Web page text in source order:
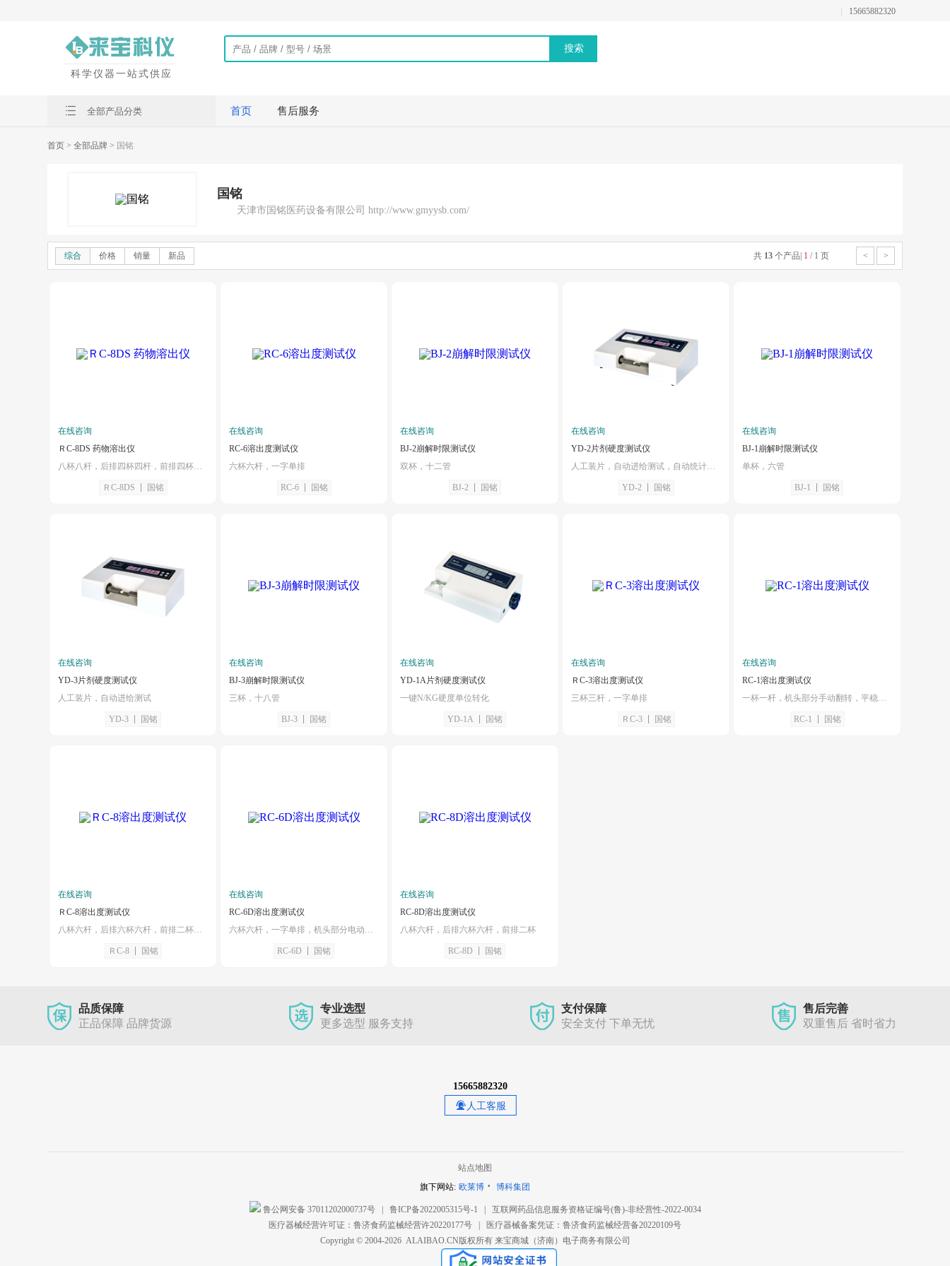
15665882320
科学仪器一站式供应
全部产品分类 首页 售后服务
首页 > 全部品牌 > 国铭
国铭
天津市国铭医药设备有限公司 http://www.gmyysb.com/
综合 价格 销量 新品 共 13 个产品 1 / 1 页 < >
在线咨询
ＲC-8DS 药物溶出仪
八杯八杆，后排四杯四杆，前排四杯四杆，机头部分电动升降，平稳灵活
ＲC-8DS 国铭
在线咨询
RC-6溶出度测试仪
六杯六杆，一字单排
RC-6 国铭
在线咨询
BJ-2崩解时限测试仪
双杯，十二管
BJ-2 国铭
在线咨询
YD-2片剂硬度测试仪
人工装片，自动进给测试，自动统计打印
YD-2 国铭
在线咨询
BJ-1崩解时限测试仪
单杯，六管
BJ-1 国铭
在线咨询
YD-3片剂硬度测试仪
人工装片，自动进给测试
YD-3 国铭
在线咨询
BJ-3崩解时限测试仪
三杯，十八管
BJ-3 国铭
在线咨询
YD-1A片剂硬度测试仪
一键N/KG硬度单位转化
YD-1A 国铭
在线咨询
ＲC-3溶出度测试仪
三杯三杆，一字单排
ＲC-3 国铭
在线咨询
RC-1溶出度测试仪
一杯一杆，机头部分手动翻转，平稳灵活
RC-1 国铭
在线咨询
ＲC-8溶出度测试仪
八杯六杆，后排六杯六杆，前排二杯，机头部分手动翻转，平稳灵活
ＲC-8 国铭
在线咨询
RC-6D溶出度测试仪
六杯六杆，一字单排，机头部分电动升降，平稳灵活
RC-6D 国铭
在线咨询
RC-8D溶出度测试仪
八杯六杆，后排六杯六杆，前排二杯
RC-8D 国铭
品质保障
正品保障 品牌货源
专业选型
更多选型 服务支持
支付保障
安全支付 下单无忧
售后完善
双重售后 省时省力
15665882320
人工客服
站点地图
旗下网站: 欧莱博 · 博科集团
鲁公网安备 37011202000737号 鲁ICP备2022005315号-1
互联网药品信息服务资格证编号(鲁)-非经营性-2022-0034
医疗器械经营许可证：鲁济食药监械经营许20220177号
医疗器械备案凭证：鲁济食药监械经营备20220109号
Copyright © 2004-2026 ALAIBAO.CN版权所有 来宝商城（济南）电子商务有限公司